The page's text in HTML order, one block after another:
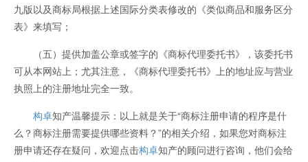
九版以及商标局根据上述国际分类表修改的《类似商品和服务区分
表》来填写；
（五）提供加盖公章或签字的《商标代理委托书》，该委托书
可从本网站上；尤其注意，《商标代理委托书》上的地址应与营业
执照上的注册地址完全一致。
构卓知产温馨提示：以上就是关于“商标注册申请的程序是什
么？商标注册需要提供哪些资料？”的相关介绍，如果您对商标注
册申请还存在疑问，欢迎点击构卓知产的顾问进行咨询，他们会给